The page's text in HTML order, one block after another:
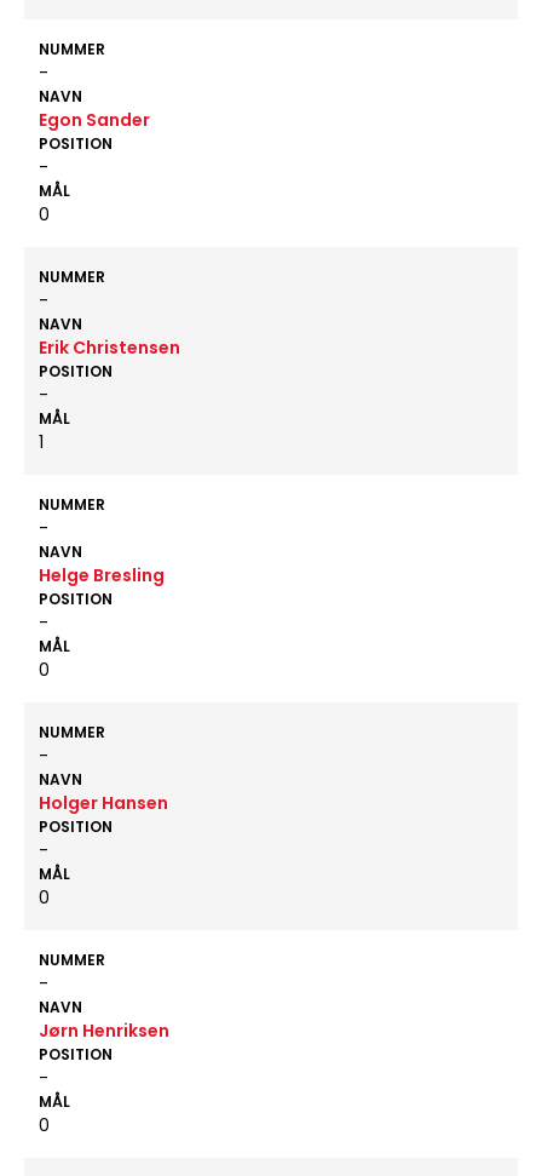
NUMMER
-
NAVN
Egon Sander
POSITION
-
MÅL
0
NUMMER
-
NAVN
Erik Christensen
POSITION
-
MÅL
1
NUMMER
-
NAVN
Helge Bresling
POSITION
-
MÅL
0
NUMMER
-
NAVN
Holger Hansen
POSITION
-
MÅL
0
NUMMER
-
NAVN
Jørn Henriksen
POSITION
-
MÅL
0